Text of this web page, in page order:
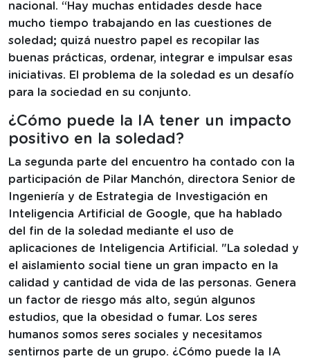
nacional. “Hay muchas entidades desde hace
mucho tiempo trabajando en las cuestiones de
soledad; quizá nuestro papel es recopilar las
buenas prácticas, ordenar, integrar e impulsar esas
iniciativas. El problema de la soledad es un desafío
para la sociedad en su conjunto.
¿Cómo puede la IA tener un impacto
positivo en la soledad?
La segunda parte del encuentro ha contado con la
participación de Pilar Manchón, directora Senior de
Ingeniería y de Estrategia de Investigación en
Inteligencia Artificial de Google, que ha hablado
del fin de la soledad mediante el uso de
aplicaciones de Inteligencia Artificial. "La soledad y
el aislamiento social tiene un gran impacto en la
calidad y cantidad de vida de las personas. Genera
un factor de riesgo más alto, según algunos
estudios, que la obesidad o fumar. Los seres
humanos somos seres sociales y necesitamos
sentirnos parte de un grupo. ¿Cómo puede la IA